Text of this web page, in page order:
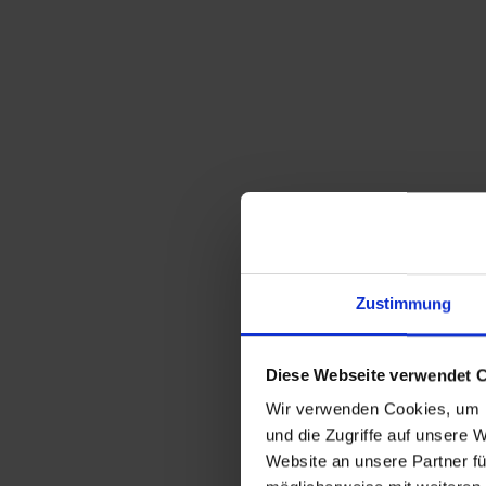
Zustimmung
Diese Webseite verwendet
Wir verwenden Cookies,
und die Zugriffe auf unsere
Website an unsere Partner